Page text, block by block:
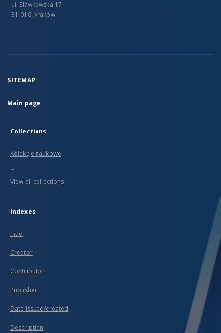
ul. Sławkowska 17
31-016, Kraków
SITEMAP
Main page
Collections
Kolekcje naukowe
...
View all collections
Indexes
Title
Creator
Contributor
Publisher
Date issued/created
Description